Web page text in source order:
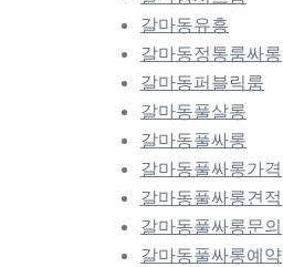
갈마동유흥
갈마동정통룸싸롱
갈마동퍼블릭룸
갈마동풀살롱
갈마동풀싸롱
갈마동풀싸롱가격
갈마동풀싸롱견적
갈마동풀싸롱문의
갈마동풀싸롱예약